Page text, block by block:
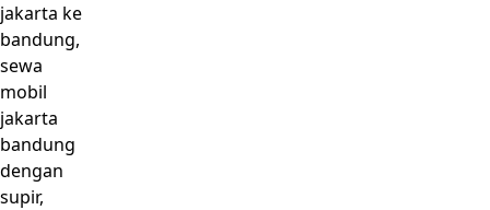
jakarta ke
bandung,
sewa
mobil
jakarta
bandung
dengan
supir,